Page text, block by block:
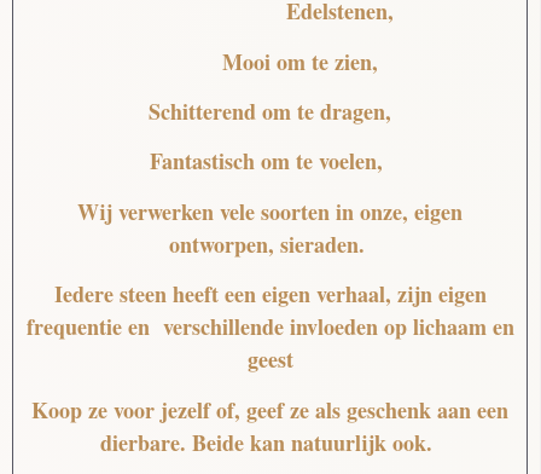
Edelstenen,
Mooiom te zien,
Schitterendom te dragen,
Fantastischom te voelen,
Wij verwerken vele soorten in onze, eigen
ontworpen, sieraden.
Iedere steen heeft een eigen verhaal, zijn eigen
frequentie en verschillende invloeden op lichaam en
geest
Koop ze voor jezelf of, geef ze als geschenk aan een
dierbare. Beide kan natuurlijk ook.